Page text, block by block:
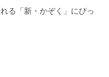
る「新・かぞく」にぴっ